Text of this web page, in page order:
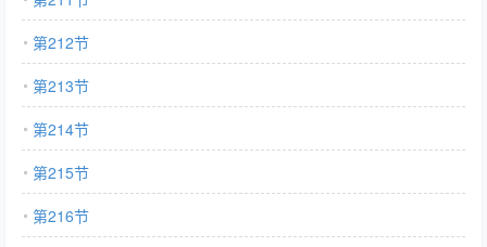
第212节
第213节
第214节
第215节
第216节